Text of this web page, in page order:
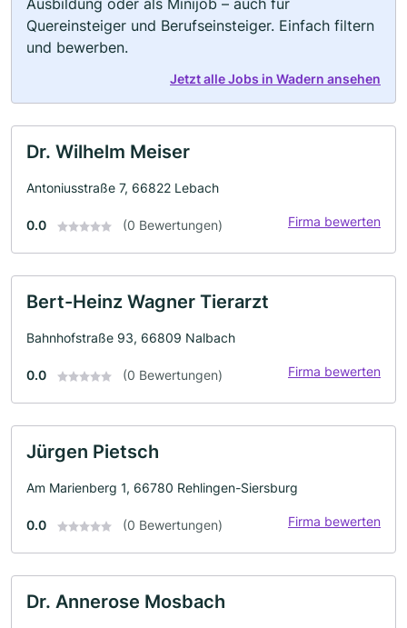
Ausbildung oder als Minijob – auch für
Quereinsteiger und Berufseinsteiger. Einfach filtern
und bewerben.
Jetzt alle Jobs in Wadern ansehen
Dr. Wilhelm Meiser
Antoniusstraße 7, 66822 Lebach
0.0 (0 Bewertungen) Firma bewerten
Bert-Heinz Wagner Tierarzt
Bahnhofstraße 93, 66809 Nalbach
0.0 (0 Bewertungen) Firma bewerten
Jürgen Pietsch
Am Marienberg 1, 66780 Rehlingen-Siersburg
0.0 (0 Bewertungen) Firma bewerten
Dr. Annerose Mosbach